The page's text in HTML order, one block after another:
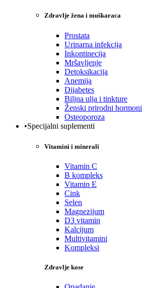
Zdravlje žena i muškaraca
Prostata
Urinarna infekcija
Inkontinecija
Mršavljenje
Detoksikacija
Anemija
Dijabetes
Biljna ulja i tinkture
Ženski prirodni hormoni
Osteoporoza
•Specijalni suplementi
Vitamini i minerali
Vitamin C
B kompleks
Vitamin E
Cink
Selen
Magnezijum
D3 vitamin
Kalcijum
Multivitamini
Kompleksi
Zdravlje kose